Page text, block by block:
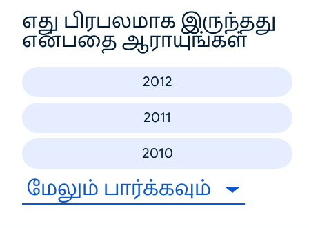
எது பிரபலமாக இருந்தது
என்பதை ஆராயுங்கள்
2012
2011
2010
மேலும் பார்க்கவும்